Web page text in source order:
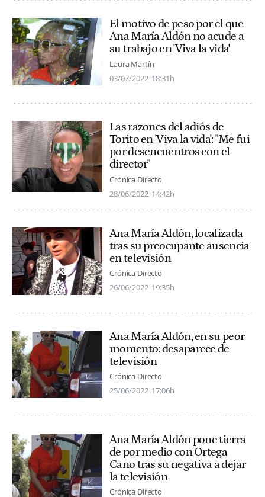
El motivo de peso por el que
Ana María Aldón no acude a
su trabajo en 'Viva la vida'
Laura Martín
03/07/2022 18:31h
Las razones del adiós de
Torito en 'Viva la vida': "Me fui
por desencuentros con el
director"
Crónica Directo
28/06/2022 14:42h
Ana María Aldón, localizada
tras su preocupante ausencia
en televisión
Crónica Directo
26/06/2022 19:35h
Ana María Aldón, en su peor
momento: desaparece de
televisión
Crónica Directo
25/06/2022 17:06h
Ana María Aldón pone tierra
de por medio con Ortega
Cano tras su negativa a dejar
la televisión
Crónica Directo